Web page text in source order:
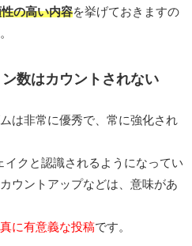
の高い内容を挙げておきますの
数はカウントされない
は非常に優秀で、常に強化され
イクと認識されるようになってい
ウントアップなどは、意味があ
に有意義な投稿です。